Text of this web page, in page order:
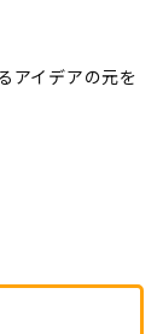
アイデアの元を